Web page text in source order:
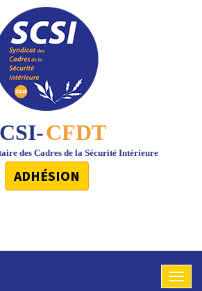
CFDT
des Cadres de la Sécurité Intérieure
ADHÉSION